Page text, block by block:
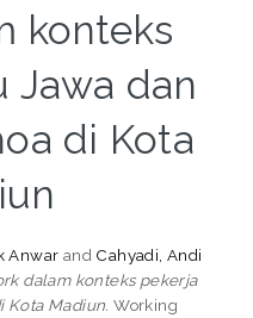
konteks
Jawa dan
di Kota
Anwar and Cahyadi, Andi
dalam konteks pekerja
Kota Madiun. Working